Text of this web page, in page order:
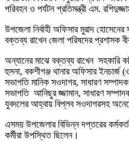
পরিবহন ও পর্যটন প্রতিমন্ত্রী এম.
উপজেলা নির্বাহী অফিসার মুরাদ
বক্তব্য রাখেন জেলা পরিষদের প্রশাসক
অন্যানের মাঝে বক্তব্য রাখেন
হুসনা, বকশীগঞ্জ থানার অফিসার
সভাপতি মানিক সওদাগর, সাধারণ
সভাপতি আনিছুর জ্জামান, সাধারণ
যুবদলের আহ্বায় বিপ্লব সওদাগরসহ
এসময় উপজেলার বিভিন্ন দপ্তরের
কর্মীরা উপস্থিত ছিলেন।